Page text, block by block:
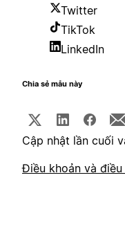
Twitter
TikTok
LinkedIn
Chia sẻ mẫu này
Cập nhật lần cuối
Điều khoản và điều